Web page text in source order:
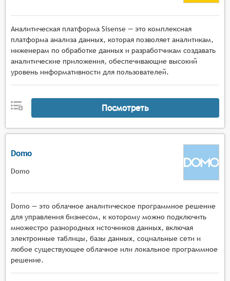
Аналитическая платформа Sisense — это комплексная
платформа анализа данных, которая позволяет аналитикам,
инженерам по обработке данных и разработчикам создавать
аналитические приложения, обеспечивающие высокий
уровень информативности для пользователей.
Посмотреть
Domo
Domo
Domo — это облачное аналитическое программное решение
для управления бизнесом, к которому можно подключить
множестро разнородных источников данных, включая
электронные таблицы, базы данных, социальные сети и
любое существующее облачное или локальное программное
решение.